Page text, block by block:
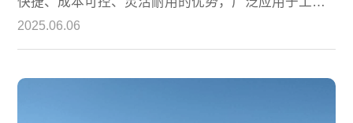
宿舍、临时办公、展会展厅、灾后安置等场景。作为
务等维度，为您解析厂家直供的性价比优势与获取方
2025.06.06